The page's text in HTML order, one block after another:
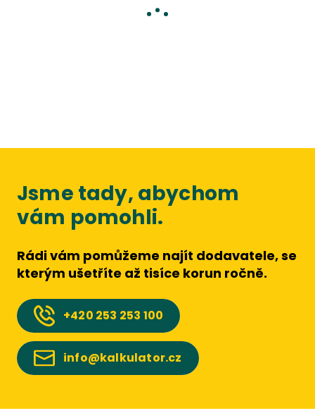
Jsme tady, abychom
vám pomohli.
Rádi vám pomůžeme najít dodavatele, se
kterým ušetříte až tisíce korun ročně.
+420 253 253 100
info@kalkulator.cz